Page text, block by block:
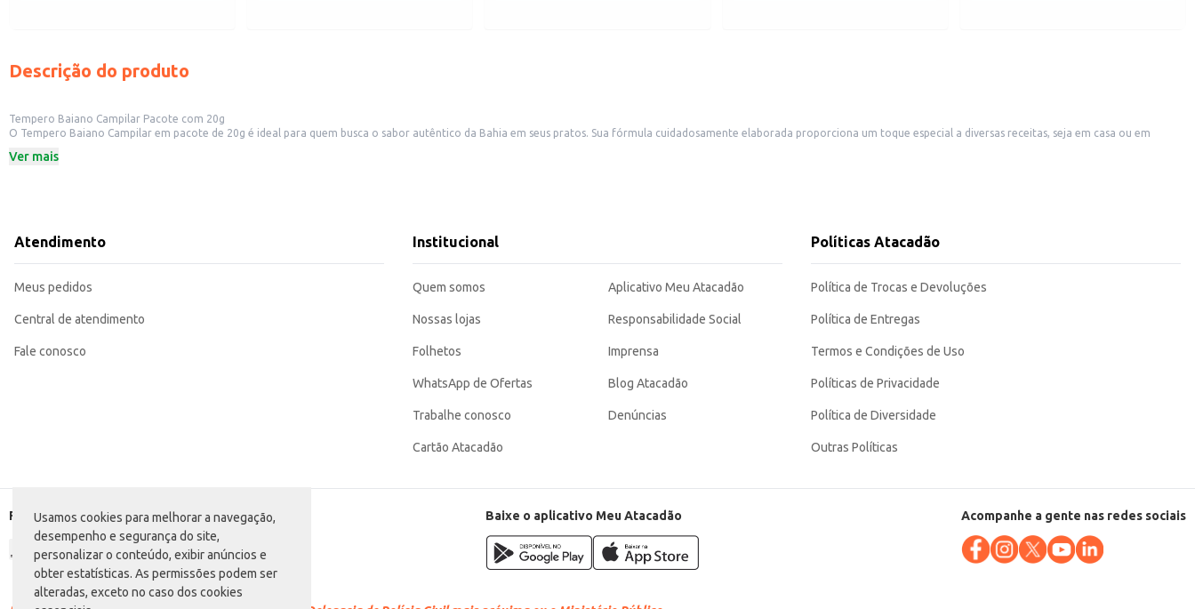
Usamos cookies para melhorar a navegação,
desempenho e segurança do site,
personalizar o conteúdo, exibir anúncios e
obter estatísticas. As permissões podem ser
alteradas, exceto no caso dos cookies
Descrição do produto
Tempero Baiano Campilar Pacote com 20g
O Tempero Baiano Campilar em pacote de 20g é ideal para quem busca o sabor autêntico da Bahia em seus pratos. Sua fórmula cuidadosamente elaborada proporciona um toque especial a diversas receitas, seja em casa ou em
Ideal para uso doméstico, adicionando sabor a carnes, aves, feijões e outros pratos.
Experimente polvilhar sobre arroz branco ou outros acompanhamentos.
Pode ser usado em molhos e marinadas para realçar o sabor dos seus pratos.
tempero.
Ver mais
Atendimento
Meus pedidos
Central de atendimento
Fale conosco
Institucional
Quem somos
Nossas lojas
Folhetos
WhatsApp de Ofertas
Trabalhe conosco
Cartão Atacadão
Aplicativo Meu Atacadão
Responsabilidade Social
Imprensa
Blog Atacadão
Denúncias
Políticas Atacadão
Política de Trocas e Devoluções
Política de Entregas
Termos e Condições de Uso
Políticas de Privacidade
Política de Diversidade
Outras Políticas
Formas de pagamento Baixe o aplicativo Meu Atacadão Acompanhe a gente nas redes sociais